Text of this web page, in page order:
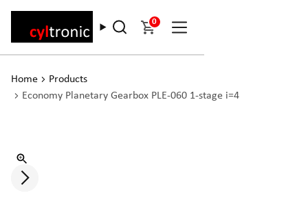
0
Home
Products
Economy Planetary Gearbox PLE-060 1-stage i=4